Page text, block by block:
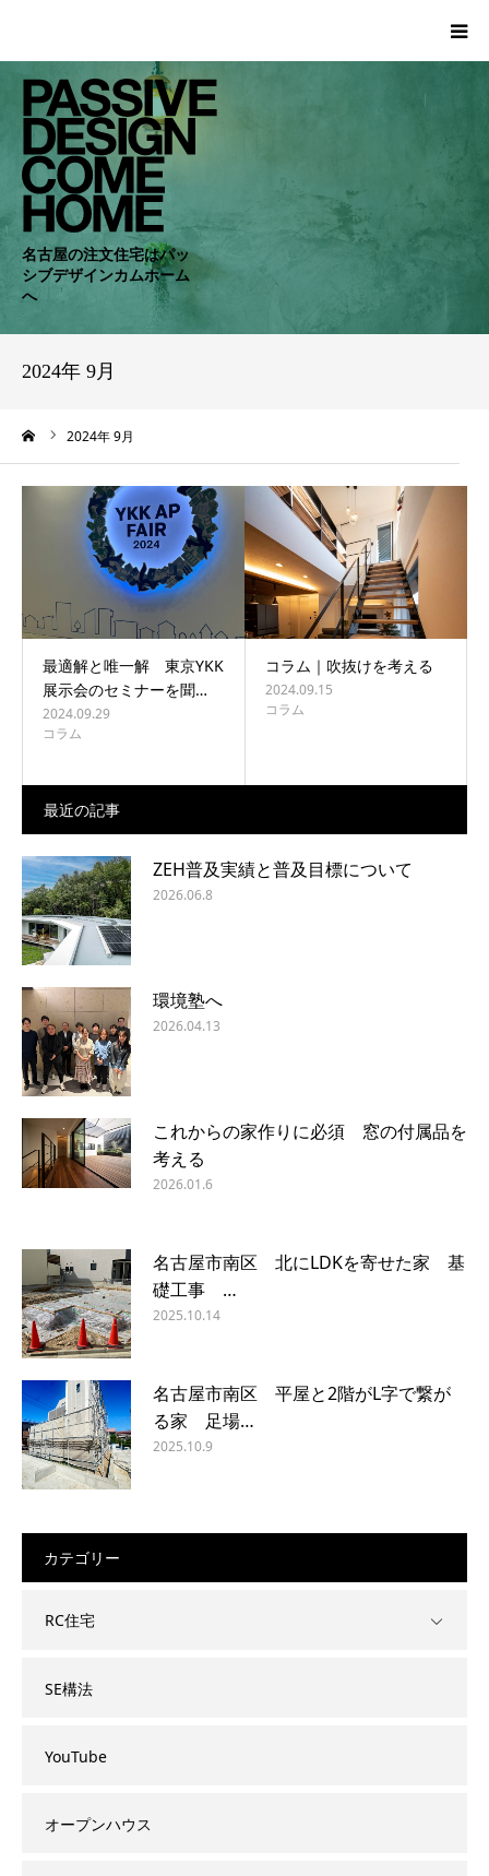
名古屋の注文住宅はパッ
シブデザインカムホーム
へ
2024年 9月
2024年 9月
最適解と唯一解 東京YKK
展示会のセミナーを聞…
2024.09.29
コラム
コラム｜吹抜けを考える
2024.09.15
コラム
最近の記事
ZEH普及実績と普及目標について
2026.06.8
環境塾へ
2026.04.13
これからの家作りに必須 窓の付属品を
考える
2026.01.6
名古屋市南区 北にLDKを寄せた家 基
礎工事 …
2025.10.14
名古屋市南区 平屋と2階がL字で繋が
る家 足場…
2025.10.9
カテゴリー
RC住宅
SE構法
YouTube
オープンハウス
HOME
WORKS
COMPANY
CONCEPT
NEWS
BLOG
CONTACT